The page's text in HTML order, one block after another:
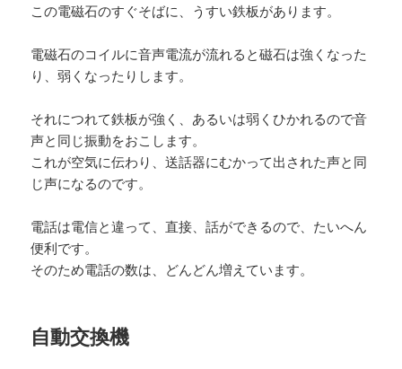
この電磁石のすぐそばに、うすい鉄板があります。
電磁石のコイルに音声電流が流れると磁石は強くなった
り、弱くなったりします。
それにつれて鉄板が強く、あるいは弱くひかれるので音
声と同じ振動をおこします。
これが空気に伝わり、送話器にむかって出された声と同
じ声になるのです。
電話は電信と違って、直接、話ができるので、たいへん
便利です。
そのため電話の数は、どんどん増えています。
自動交換機